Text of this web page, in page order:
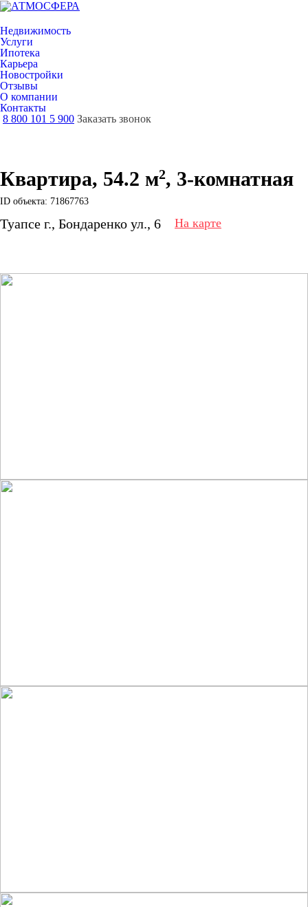
Недвижимость
Услуги
Ипотека
Карьера
Новостройки
Отзывы
О компании
Контакты
8 800 101 5 900 Заказать звонок
Квартира, 54.2 м2, 3-комнатная
ID объекта: 71867763
Туапсе г., Бондаренко ул., 6 На карте